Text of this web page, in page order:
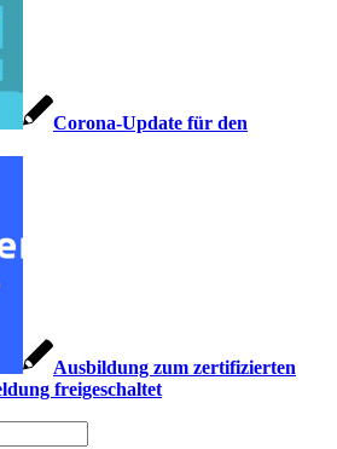
Corona-Update für den
Ausbildung zum zertifizierten
freigeschaltet